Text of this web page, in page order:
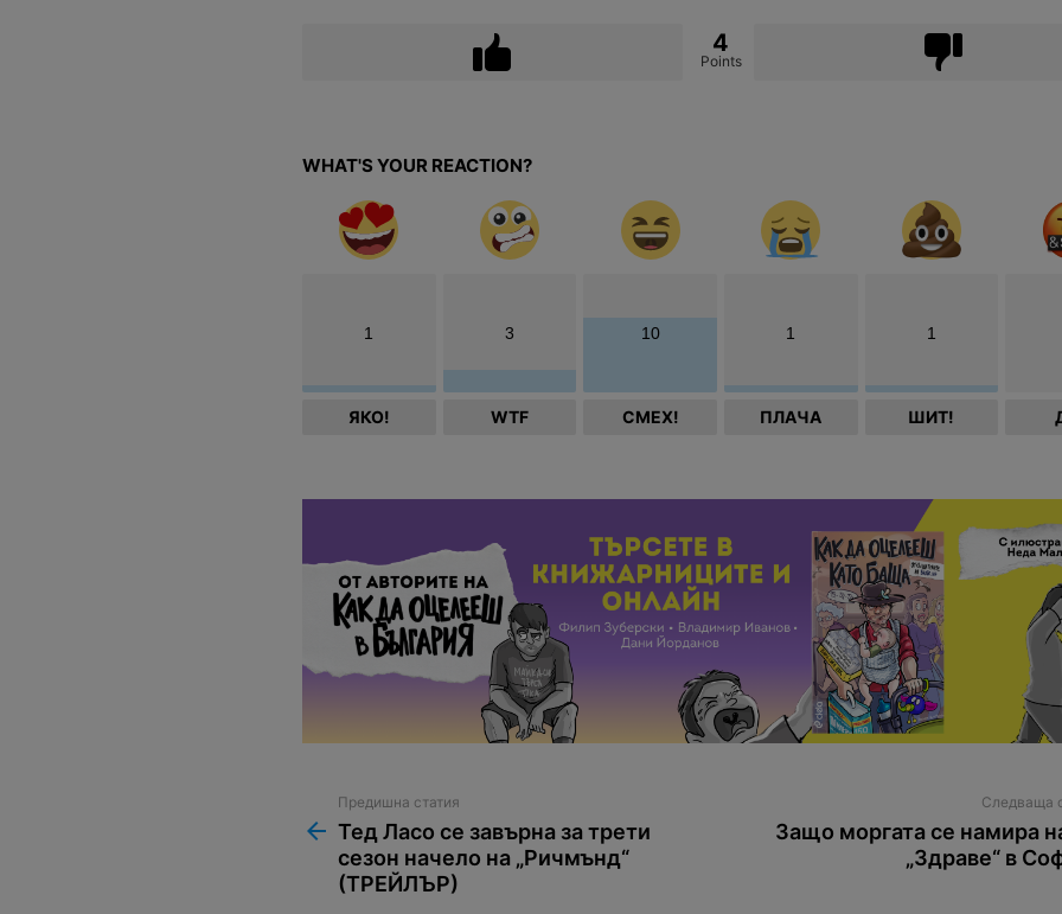
4
Points
WHAT'S YOUR REACTION?
1
ЯКО!
3
WTF
10
СМЕХ!
1
ПЛАЧА
1
ШИТ!
more
Предишна статия
Тед Ласо се завърна за трети
сезон начело на „Ричмънд“
(ТРЕЙЛЪР)
Следваща
Защо моргата се намира
„Здраве“ в